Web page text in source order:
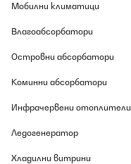
Мобилни климатици
Влагоабсорбатори
Островни абсорбатори
Коминни абсорбатори
Инфрачервени отоплители
Ледогенератор
Хладилни витрини